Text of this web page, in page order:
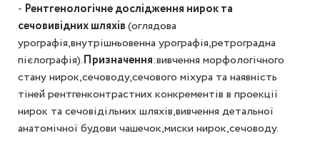
- Рентгенологічне дослідження нирок та
сечовивідних шляхів(оглядова
урографія,внутрішньовенна урографія,ретроградна
пієлографія).Призначення:вивчення морфологічного
стану нирок,сечоводу,сечового міхура та наявність
тіней рентгенконтрастних конкрементів в проекції
нирок та сечовідільних шляхів,вивчення детальної
анатомічної будови чашечок,миски нирок,сечоводу.